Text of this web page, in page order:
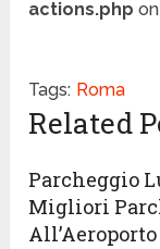
actions.php
Tags: Roma
Related
Parcheggio
Migliori
All’Aeroporto